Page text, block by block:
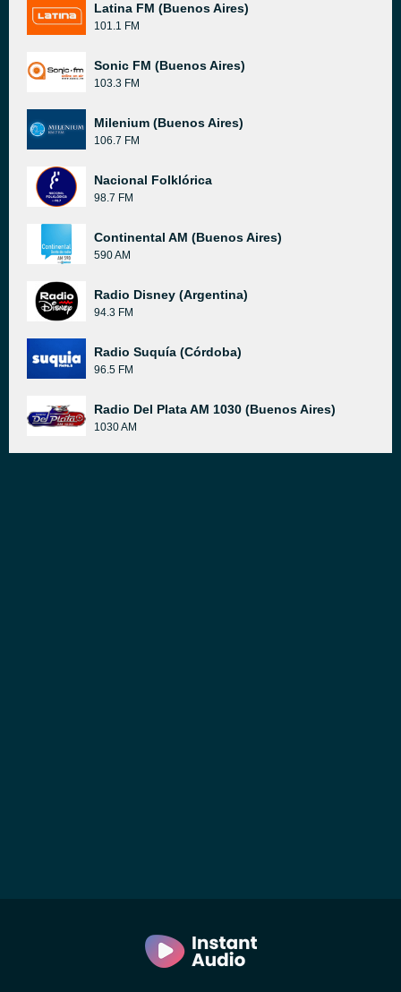
Latina FM (Buenos Aires)
101.1 FM
Sonic FM (Buenos Aires)
103.3 FM
Milenium (Buenos Aires)
106.7 FM
Nacional Folklórica
98.7 FM
Continental AM (Buenos Aires)
590 AM
Radio Disney (Argentina)
94.3 FM
Radio Suquía (Córdoba)
96.5 FM
Radio Del Plata AM 1030 (Buenos Aires)
1030 AM